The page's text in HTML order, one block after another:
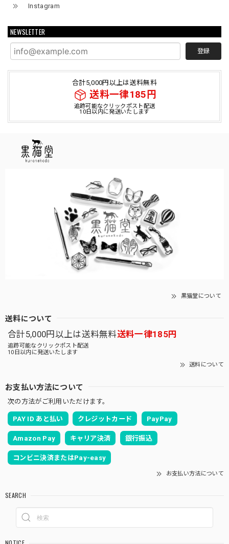
Instagram
NEWSLETTER
登録
合計5,000円以上は送料無料
送料一律185円
追跡可能なクリックポスト配送
10日以内に発送いたします
黒猫堂について
送料について
合計5,000円以上は送料無料送料一律185円
追跡可能なクリックポスト配送
10日以内に発送いたします
送料について
お支払い方法について
次の方法がご利用いただけます。
PAY ID あと払い クレジットカード PayPay
Amazon Pay キャリア決済 銀行振込
コンビニ決済またはPay-easy
お支払い方法について
SEARCH